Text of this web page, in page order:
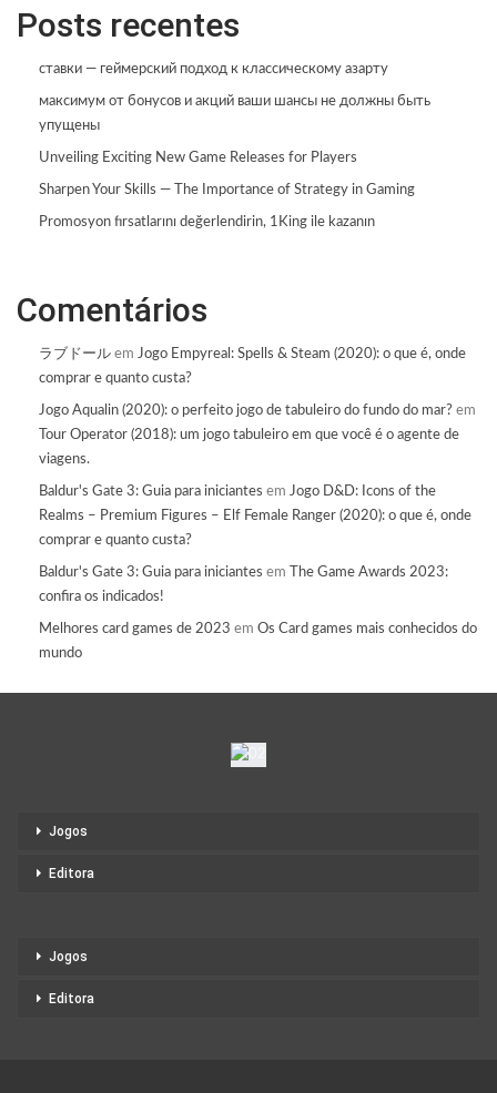
Posts recentes
ставки — геймерский подход к классическому азарту
максимум от бонусов и акций ваши шансы не должны быть
упущены
Unveiling Exciting New Game Releases for Players
Sharpen Your Skills — The Importance of Strategy in Gaming
Promosyon fırsatlarını değerlendirin, 1King ile kazanın
Comentários
ラブドール em Jogo Empyreal: Spells & Steam (2020): o que é, onde
comprar e quanto custa?
Jogo Aqualin (2020): o perfeito jogo de tabuleiro do fundo do mar? em
Tour Operator (2018): um jogo tabuleiro em que você é o agente de
viagens.
Baldur's Gate 3: Guia para iniciantes em Jogo D&D: Icons of the
Realms – Premium Figures – Elf Female Ranger (2020): o que é, onde
comprar e quanto custa?
Baldur's Gate 3: Guia para iniciantes em
The Game Awards 2023:
confira os indicados!
Melhores card games de 2023 em Os Card games mais conhecidos do
mundo
Jogos
Editora
Jogos
Editora